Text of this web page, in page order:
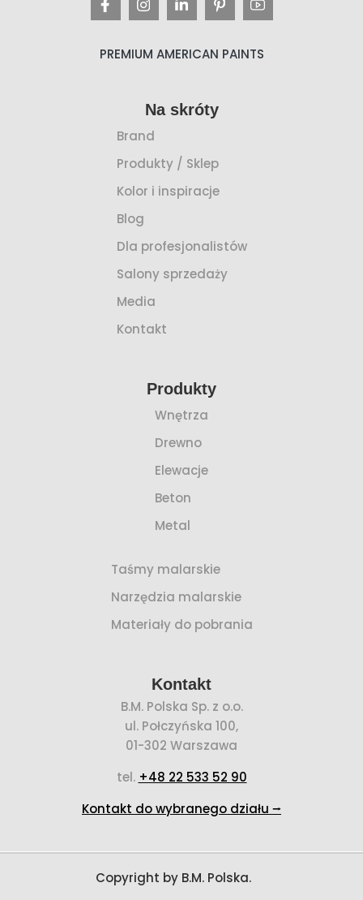
PREMIUM AMERICAN PAINTS
Na skróty
Brand
Produkty / Sklep
Kolor i inspiracje
Blog
Dla profesjonalistów
Salony sprzedaży
Media
Kontakt
Produkty
Wnętrza
Drewno
Elewacje
Beton
Metal
Taśmy malarskie
Narzędzia malarskie
Materiały do pobrania
Kontakt
B.M. Polska Sp. z o.o.
ul. Połczyńska 100,
01-302 Warszawa
tel. +48 22 533 52 90
Kontakt do wybranego działu ⭢
Copyright by B.M. Polska.